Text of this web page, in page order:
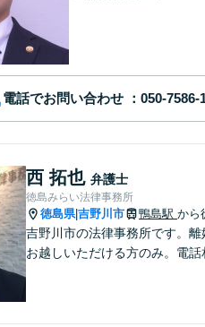
電話でお問い合わせ
西 拓也 弁護士
徳島みらい法律事務所
徳島県|吉野川市 鴨島駅 から
吉野川市の法律事務所です。
お越しいただける方のみ。電話